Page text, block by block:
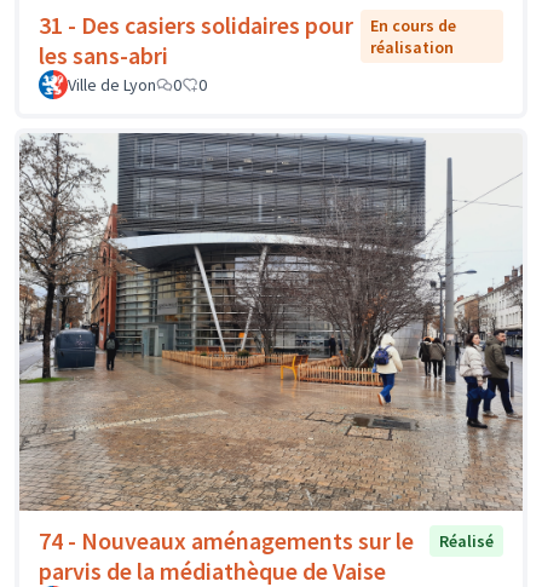
31 - Des casiers solidaires pour
les sans-abri
En cours de
réalisation
Ville de Lyon
0 0
74 - Nouveaux aménagements sur le
parvis de la médiathèque de Vaise
Réalisé